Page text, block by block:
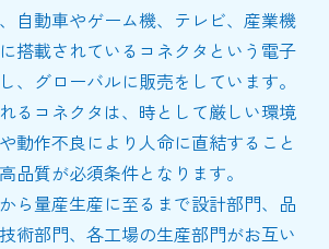
自動車やゲーム機、テレビ、産業機
搭載されているコネクタという電子
、グローバルに販売をしています。
るコネクタは、時として厳しい環境
動作不良により人命に直結すること
品質が必須条件となります。
ら量産生産に至るまで設計部門、品
術部門、各工場の生産部門がお互い